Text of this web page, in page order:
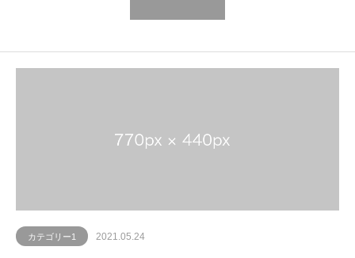
カテゴリー1 2021.05.24